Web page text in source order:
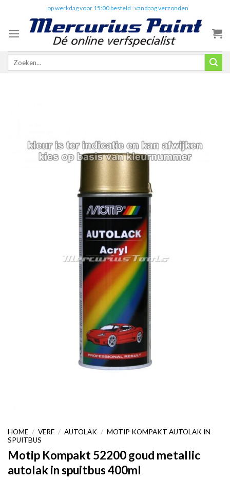
content
op werkdag voor 15:00 besteld=vandaag verzonden
Zoeken
HOME / VERF / AUTOLAK / MOTIP KOMPAKT AUTOLAK IN
SPUITBUS
Motip Kompakt 52200 goud metallic
autolak in spuitbus 400ml